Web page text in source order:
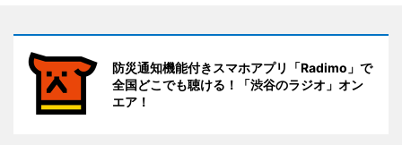
防災通知機能付きスマホアプリ「Radimo」で
全国どこでも聴ける！「渋谷のラジオ」オン
エア！